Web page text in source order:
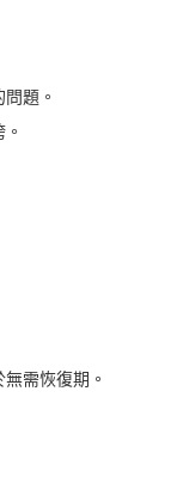
題。
需恢復期。